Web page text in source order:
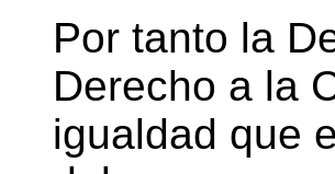
Por tanto la
Derecho a la
igualdad que